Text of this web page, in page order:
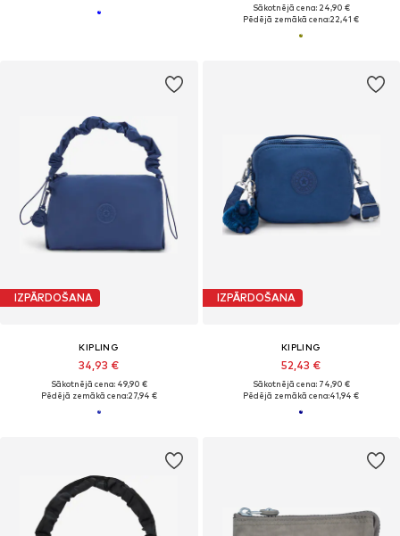
Sākotnējā cena: 24,90 €
Pēdējā zemākā cena:22,41 €
IZPĀRDOŠANA
KIPLING
34,93 €
Sākotnējā cena: 49,90 €
Pēdējā zemākā cena:27,94 €
IZPĀRDOŠANA
KIPLING
52,43 €
Sākotnējā cena: 74,90 €
Pēdējā zemākā cena:41,94 €